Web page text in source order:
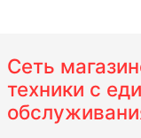
Сеть
техники с